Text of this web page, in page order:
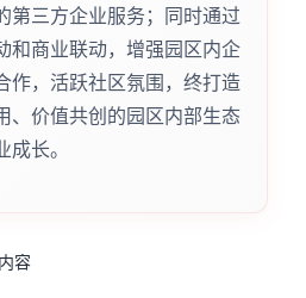
第三方企业服务；同时通过
和商业联动，增强园区内企
作，活跃社区氛围，终打造
、价值共创的园区内部生态
长。
容